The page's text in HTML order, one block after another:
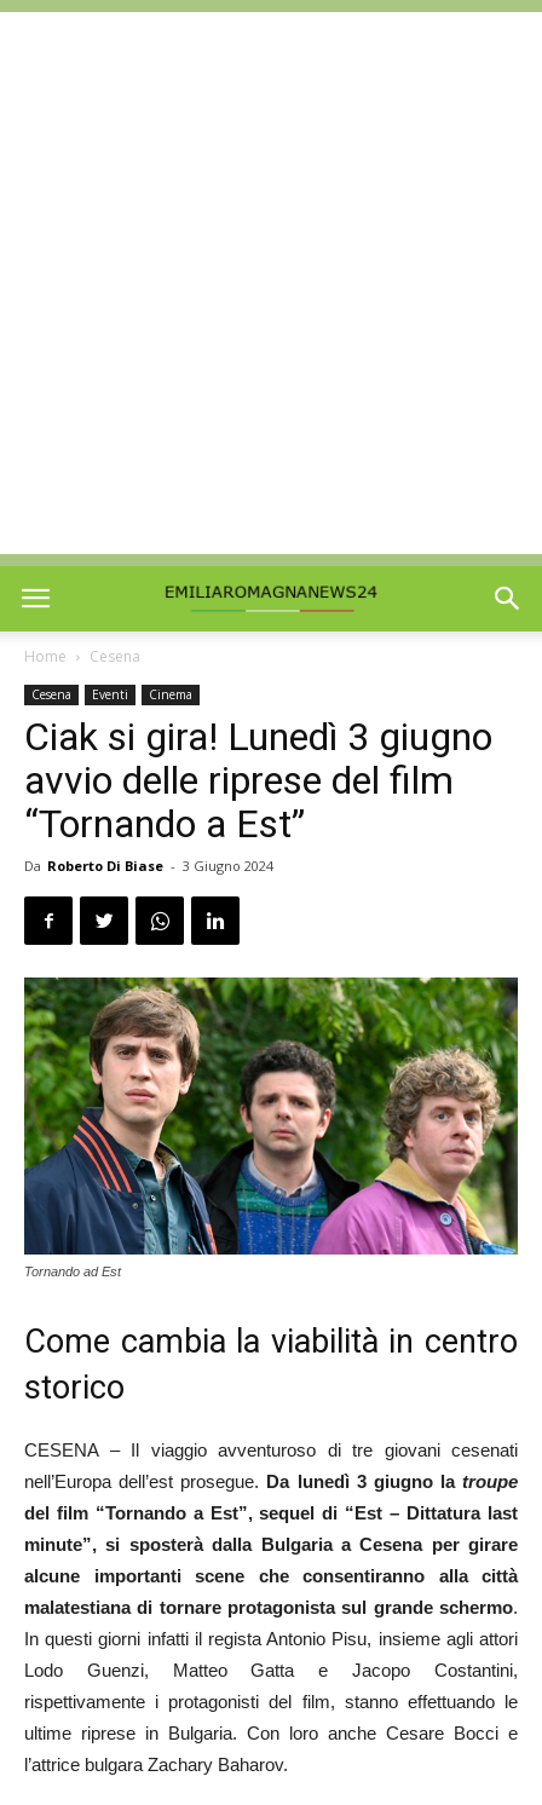
Home Cesena
Cesena Eventi Cinema
Ciak si gira! Lunedì 3 giugno
avvio delle riprese del film
“Tornando a Est”
Da Roberto Di Biase - 3 Giugno 2024
Tornando ad Est
Come cambia la viabilità in centro
storico
CESENA – Il viaggio avventuroso di tre giovani cesenati
nell’Europa dell’est prosegue. Da lunedì 3 giugno la troupe
del film “Tornando a Est”, sequel di “Est – Dittatura last
minute”, si sposterà dalla Bulgaria a Cesena per girare
alcune importanti scene che consentiranno alla città
malatestiana di tornare protagonista sul grande schermo.
In questi giorni infatti il regista Antonio Pisu, insieme agli attori
Lodo Guenzi, Matteo Gatta e Jacopo Costantini,
rispettivamente i protagonisti del film, stanno effettuando le
ultime riprese in Bulgaria. Con loro anche Cesare Bocci e
l’attrice bulgara Zachary Baharov.